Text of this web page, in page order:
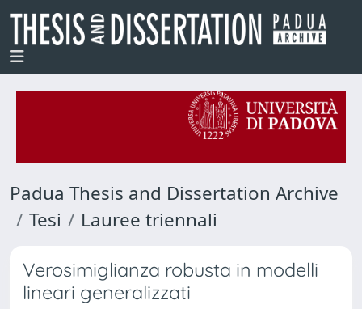
Padua Thesis and Dissertation Archive
Tesi
Lauree triennali
Verosimiglianza robusta in modelli
lineari generalizzati